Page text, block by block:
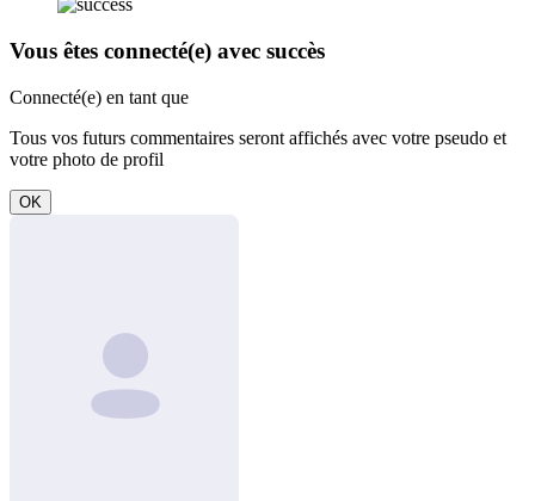
Vous êtes connecté(e) avec succès
Connecté(e) en tant que
Tous vos futurs commentaires seront affichés avec votre pseudo et
votre photo de profil
OK